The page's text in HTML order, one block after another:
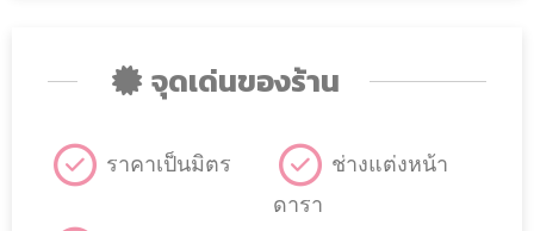
จุดเด่นของร้าน
ราคาเป็นมิตร
ช่างแต่งหน้า
ดารา